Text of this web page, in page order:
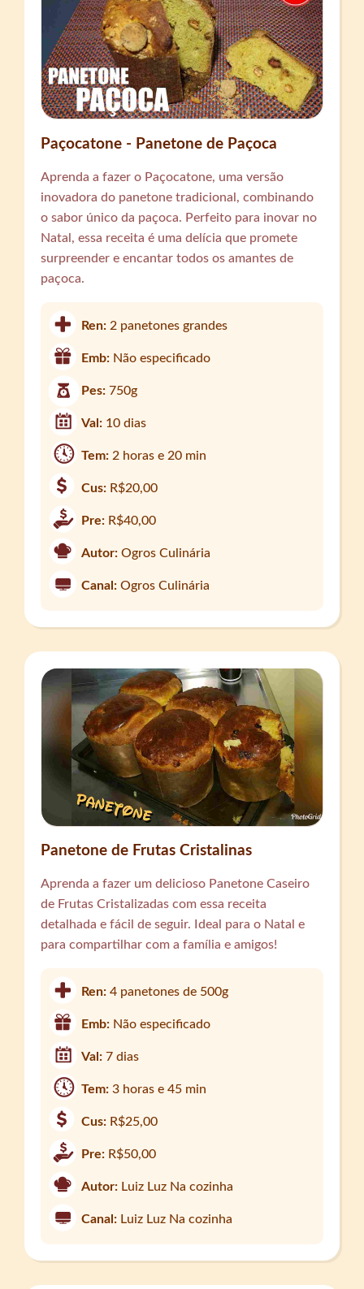
Paçocatone - Panetone de Paçoca
Aprenda a fazer o Paçocatone, uma versão
inovadora do panetone tradicional, combinando
o sabor único da paçoca. Perfeito para inovar no
Natal, essa receita é uma delícia que promete
surpreender e encantar todos os amantes de
paçoca.
Ren: 2 panetones grandes
Emb: Não especificado
Pes:750g
Val: 10 dias
Tem: 2 horas e 20 min
Cus: R$20,00
Pre: R$40,00
Autor: Ogros Culinária
Canal: Ogros Culinária
Panetone de Frutas Cristalinas
Aprenda a fazer um delicioso Panetone Caseiro
de Frutas Cristalizadas com essa receita
detalhada e fácil de seguir. Ideal para o Natal e
para compartilhar com a família e amigos!
Ren:4 panetones de 500g
Emb: Não especificado
Val:7 dias
Tem:3 horas e 45 min
Cus: R$25,00
Pre: R$50,00
Autor: Luiz Luz Na cozinha
Canal: Luiz Luz Na cozinha